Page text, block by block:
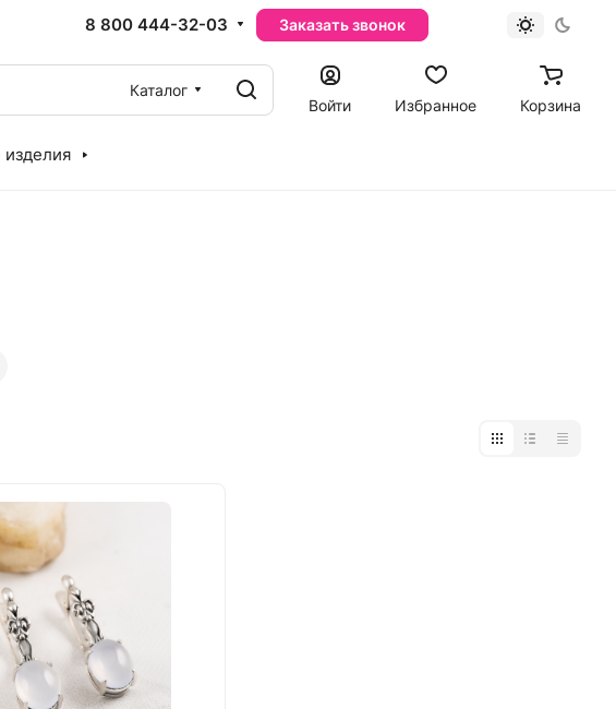
8 800 444-32-03 Заказать звонок
Каталог
Войти
Избранное Корзина
изделия